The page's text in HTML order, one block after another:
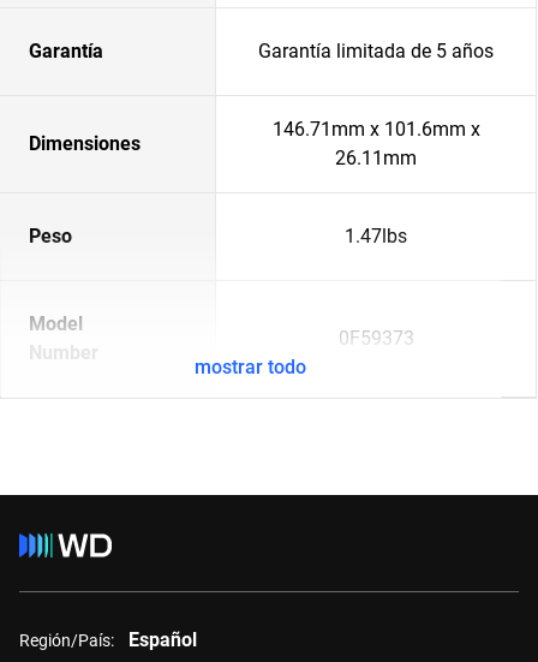
Garantía Garantía limitada de 5 años
Dimensiones
146.71mm x 101.6mm x
26.11mm
Peso 1.47lbs
Model
Number
0F59373
mostrar todo
Región/País: Español